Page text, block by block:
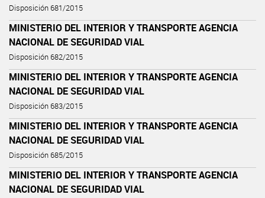
Disposición 681/2015
MINISTERIO DEL INTERIOR Y TRANSPORTE AGENCIA
NACIONAL DE SEGURIDAD VIAL
Disposición 682/2015
MINISTERIO DEL INTERIOR Y TRANSPORTE AGENCIA
NACIONAL DE SEGURIDAD VIAL
Disposición 683/2015
MINISTERIO DEL INTERIOR Y TRANSPORTE AGENCIA
NACIONAL DE SEGURIDAD VIAL
Disposición 685/2015
MINISTERIO DEL INTERIOR Y TRANSPORTE AGENCIA
NACIONAL DE SEGURIDAD VIAL